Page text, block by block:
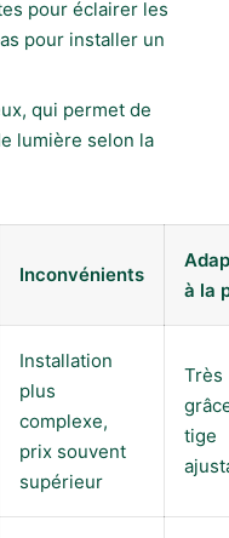
pour éclairer les
pour installer un
qui permet de
lumière selon la
Inconvénients
à la
Installation
plus
complexe,
prix souvent
supérieur
Très
tige